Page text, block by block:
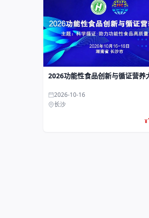
2026功能性食品创新与循证营养
2026-10-16
长沙
¥